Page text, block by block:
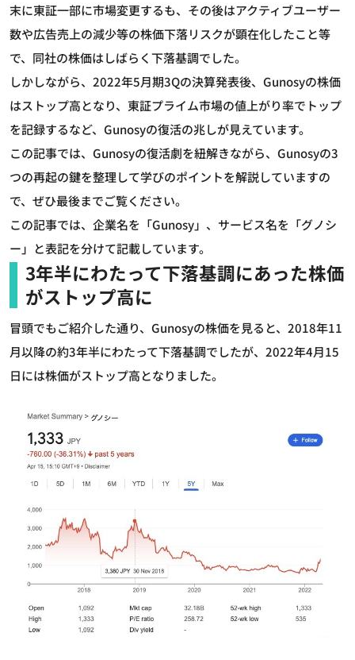
末に東証一部に市場変更するも、その後はアクティブユーザー
数や広告売上の減少等の株価下落リスクが顕在化したこと等
で、同社の株価はしばらく下落基調でした。
しかしながら、2022年5月期3Qの決算発表後、Gunosyの株価
はストップ高となり、東証プライム市場の値上がり率でトップ
を記録するなど、Gunosyの復活の兆しが見えています。
この記事では、Gunosyの復活劇を紐解きながら、Gunosyの3
つの再起の鍵を整理して学びのポイントを解説していますの
で、ぜひ最後までご覧ください。
この記事では、企業名を「Gunosy」、サービス名を「グノシ
ー」と表記を分けて記載しています。
3年半にわたって下落基調にあった株価
がストップ高に
冒頭でもご紹介した通り、Gunosyの株価を見ると、2018年11
月以降の約3年半にわたって下落基調でしたが、2022年4月15
日には株価がストップ高となりました。